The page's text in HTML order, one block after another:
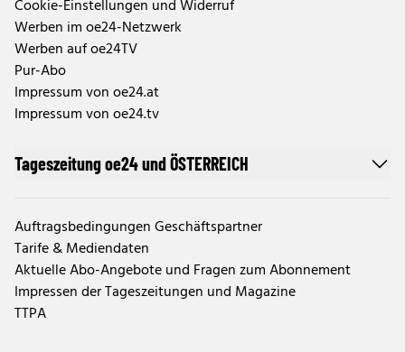
Cookie-Einstellungen und Widerruf
Werben im oe24-Netzwerk
Werben auf oe24TV
Pur-Abo
Impressum von oe24.at
Impressum von oe24.tv
Tageszeitung oe24 und ÖSTERREICH
Auftragsbedingungen Geschäftspartner
Tarife & Mediendaten
Aktuelle Abo-Angebote und Fragen zum Abonnement
Impressen der Tageszeitungen und Magazine
TTPA